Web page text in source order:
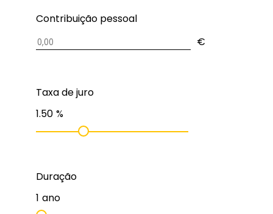
Contribuição pessoal
€
Taxa de juro
1.50 %
Duração
1 ano